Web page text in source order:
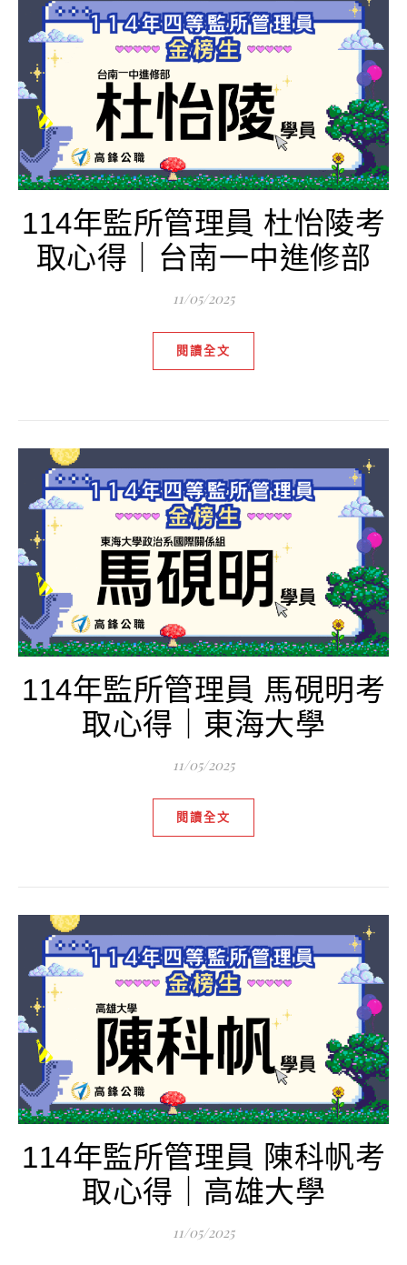
114年監所管理員 杜怡陵考
取心得｜台南一中進修部
11/05/2025
閱讀全文
114年監所管理員 馬硯明考
取心得｜東海大學
11/05/2025
閱讀全文
114年監所管理員 陳科帆考
取心得｜高雄大學
11/05/2025